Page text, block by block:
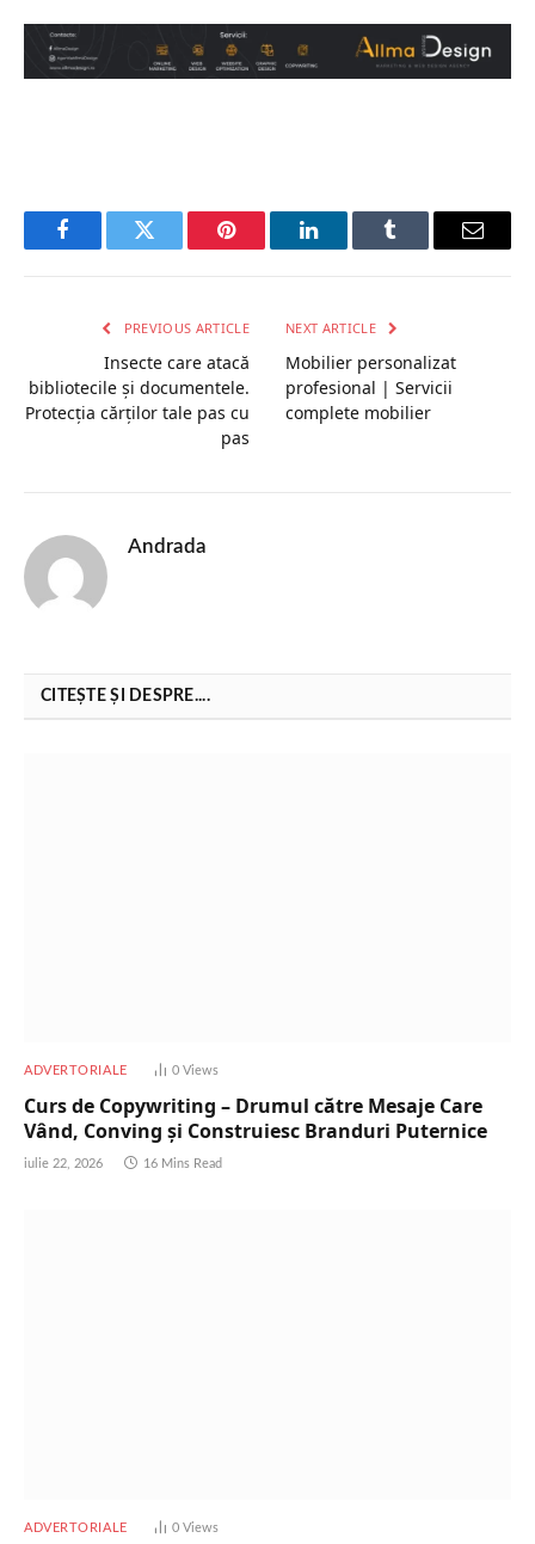
FacebookTwitter Pinterest LinkedInTumblr Email
PREVIOUS ARTICLE
Insecte care atacă
bibliotecile și documentele.
Protecția cărților tale pas cu
pas
NEXT ARTICLE
Mobilier personalizat
profesional | Servicii
complete mobilier
Andrada
CITEȘTE ȘI DESPRE....
ADVERTORIALE 0 Views
Curs de Copywriting – Drumul către Mesaje Care
Vând, Conving și Construiesc Branduri Puternice
iulie 22, 2026 16 Mins Read
ADVERTORIALE 0 Views